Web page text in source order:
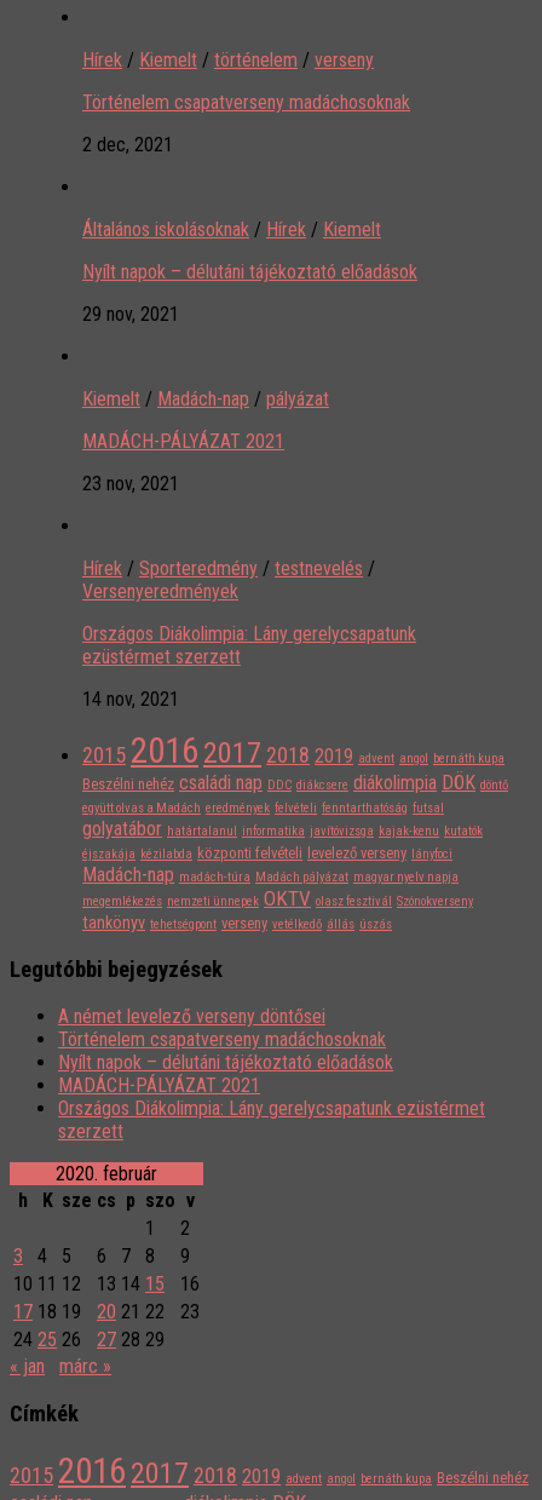
Hírek / Kiemelt / történelem / verseny
Történelem csapatverseny madáchosoknak
2 dec, 2021
Általános iskolásoknak / Hírek / Kiemelt
Nyílt napok – délutáni tájékoztató előadások
29 nov, 2021
Kiemelt / Madách-nap / pályázat
MADÁCH-PÁLYÁZAT 2021
23 nov, 2021
Hírek / Sporteredmény / testnevelés /
Versenyeredmények
Országos Diákolimpia: Lány gerelycsapatunk
ezüstérmet szerzett
14 nov, 2021
2015 2016 2017 2018 2019 advent angol bernáth kupa
Beszélni nehéz családi nap DDC diákcsere diákolimpia DÖK döntő
együtt olvas a Madách eredmények felvételi fenntarthatóság futsal
golyatábor határtalanul informatika javítóvizsga kajak-kenu kutatók
éjszakája kézilabda központi felvételi levelező verseny lányfoci
Madách-nap madách-túra Madách pályázat magyar nyelv napja
megemlékezés nemzeti ünnepek OKTV olasz fesztivál Szónokverseny
tankönyv tehetségpont verseny vetélkedő állás úszás
Legutóbbi bejegyzések
A német levelező verseny döntősei
Történelem csapatverseny madáchosoknak
Nyílt napok – délutáni tájékoztató előadások
MADÁCH-PÁLYÁZAT 2021
Országos Diákolimpia: Lány gerelycsapatunk ezüstérmet
szerzett
2020. február
h
K sze cs p szo v
1
2
3
4 5 6 7 8
9
10 11 12 13 14 15
16
17 18 19 20 21 22
23
24 25 26 27 28 29
« jan
márc »
Címkék
2015 2016 2017 2018 2019 advent angol bernáth kupa Beszélni nehéz